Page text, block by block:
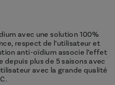
avec une solution 100%
respect de l’utilisateur et
anti-oïdium associe l’effet
depuis plus de 5 saisons avec
avec la grande qualité